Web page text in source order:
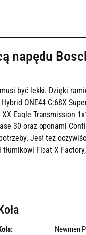
napędu
być lekki. Dzięki
ONE44 C:68X
Eagle Transmission
30 oraz oponami
Jest też
Float X
Newmen